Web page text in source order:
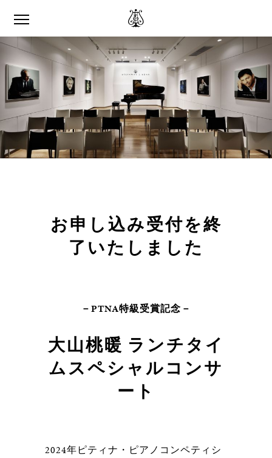
お申し込み受付を終
了いたしました
－PTNA特級受賞記念－
大山桃暖 ランチタイ
ムスペシャルコンサ
ート
2024年ピティナ・ピアノコンペティシ